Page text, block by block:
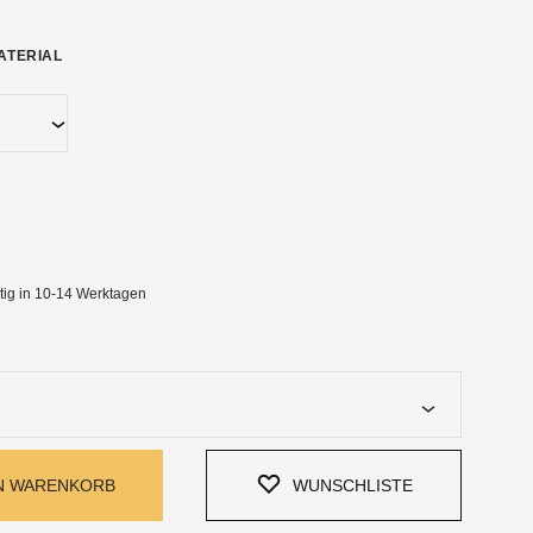
in 10-14 Werktagen
WARENKORB WUNSCHLISTE